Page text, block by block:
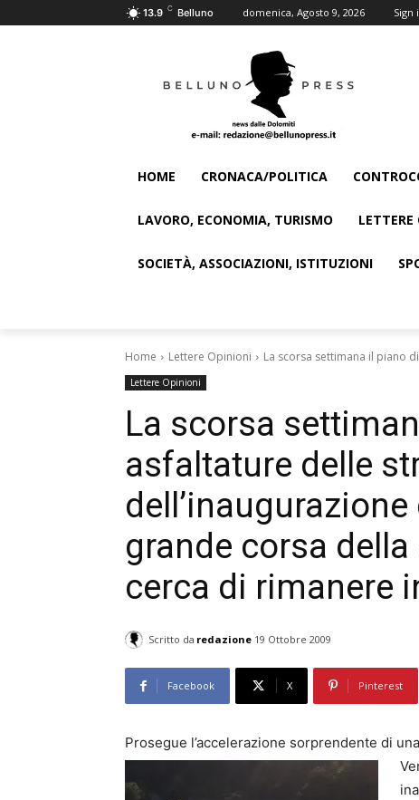
13.9 C Belluno domenica, Agosto 9, 2026 Sign
HOME CRONACA/POLITICA
LAVORO, ECONOMIA, TURISMO
SOCIETÀ, ASSOCIAZIONI, ISTITUZIONI
Home Lettere Opinioni La scorsa settimana il piano
Lettere Opinioni
La scorsa
asfaltature delle
grande corsa
cerca di rimanere
Scritto da redazione 19 Ottobre 2009
Facebook X Pinterest
Prosegue l’accelerazione sorprendente di